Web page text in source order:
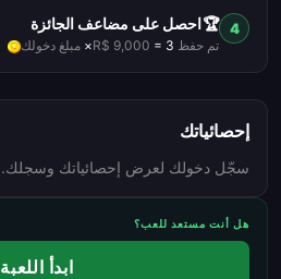
4
🏆احصل على مضاعف الجائزة
تم حفظ R$ 9,000 = 3× مبلغ دخولك
إحصائياتك
سجّل دخولك لعرض إحصائياتك وسجلك.
هل أنت مستعد للعب؟
ابدأ اللعبة